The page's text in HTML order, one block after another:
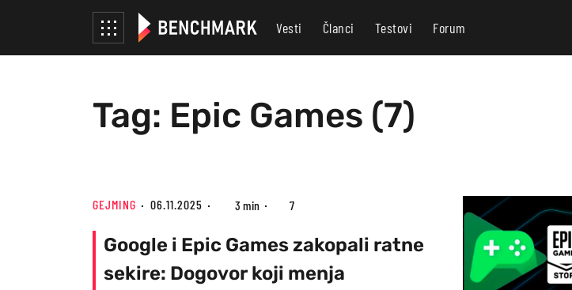
Vesti Članci Testovi Forum
Tag: Epic Games (7)
GEJMING 06.11.2025 3 min 7
Google i Epic Games zakopali ratne
sekire: Dogovor koji menja